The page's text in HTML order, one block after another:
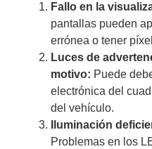
Fallo en la
pantallas pueden
errónea o tener
Luces de
motivo: Puede
electrónica del
del vehículo.
Iluminación
Problemas en los